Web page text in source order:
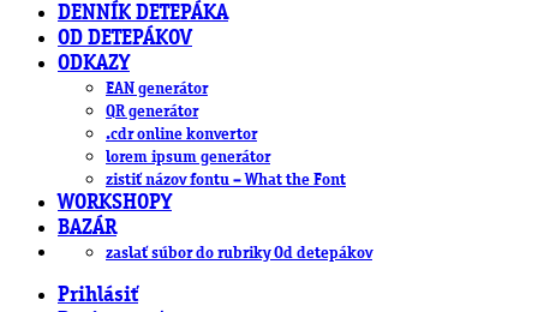
DENNÍK DETEPÁKA
OD DETEPÁKOV
ODKAZY
EAN generátor
QR generátor
.cdr online konvertor
lorem ipsum generátor
zistiť názov fontu – What the Font
WORKSHOPY
BAZÁR
zaslať súbor do rubriky Od detepákov
Prihlásiť